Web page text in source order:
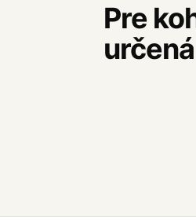
Pre
určená